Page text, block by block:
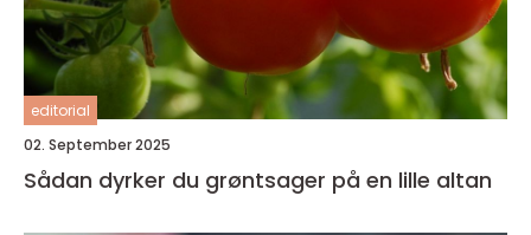
editorial
02. September 2025
Sådan dyrker du grøntsager på en lille altan